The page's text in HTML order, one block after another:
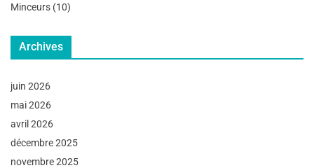
Minceurs (10)
Archives
juin 2026
mai 2026
avril 2026
décembre 2025
novembre 2025